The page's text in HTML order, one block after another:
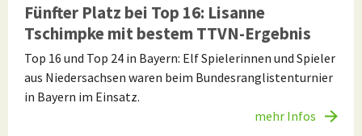
Fünfter Platz bei Top 16: Lisanne
Tschimpke mit bestem TTVN-Ergebnis
Top 16 und Top 24 in Bayern: Elf Spielerinnen und Spieler
aus Niedersachsen waren beim Bundesranglistenturnier
in Bayern im Einsatz.
mehr Infos